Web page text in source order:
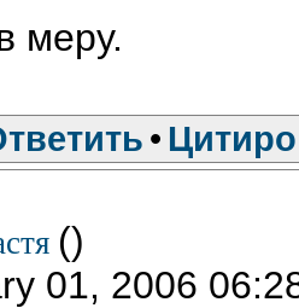
меру.
•
()
01, 2006